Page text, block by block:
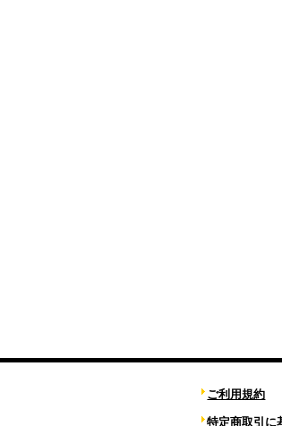
ご利用規約
特定商取引に